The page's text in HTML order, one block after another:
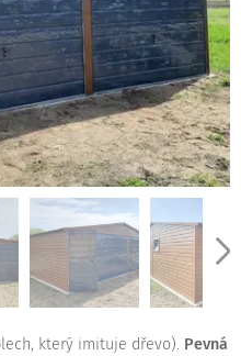
který imituje dřevo). Pevná